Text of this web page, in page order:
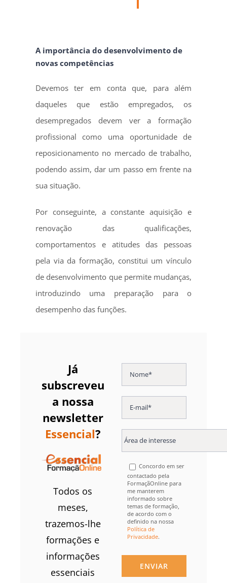
A importância do desenvolvimento de
novas competências
Devemos ter em conta que, para além
daqueles que estão empregados, os
desempregados devem ver a formação
profissional como uma oportunidade de
reposicionamento no mercado de trabalho,
podendo assim, dar um passo em frente na
sua situação.
Por conseguinte, a constante aquisição e
renovação das qualificações,
comportamentos e atitudes das pessoas
pela via da formação, constitui um vínculo
de desenvolvimento que permite mudanças,
introduzindo uma preparação para o
desempenho das funções.
Já
subscreveu
a nossa
newsletter
Essencial?
Todos os
meses,
trazemos-lhe
formações e
informações
essenciais
Concordo em ser
contactado pela
FormaçãOnline para
me manterem
informado sobre
temas de formação,
de acordo com o
definido na nossa
Política de
Privacidade.